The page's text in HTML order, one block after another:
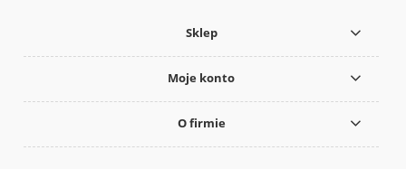
Sklep
Moje konto
O firmie